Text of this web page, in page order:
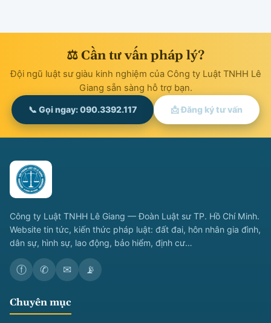
⚖ Cần tư vấn pháp lý?
Đội ngũ luật sư giàu kinh nghiệm của Công ty Luật TNHH Lê
Giang sẵn sàng hỗ trợ bạn.
📞 Gọi ngay: 090.3392.117 📩 Đăng ký tư vấn
Công ty Luật TNHH Lê Giang — Đoàn Luật sư TP. Hồ Chí Minh.
Website tin tức, kiến thức pháp luật: đất đai, hôn nhân gia đình,
dân sự, hình sự, lao động, bảo hiểm, định cư…
ⓕ ✆ ✉ 📡
Chuyên mục